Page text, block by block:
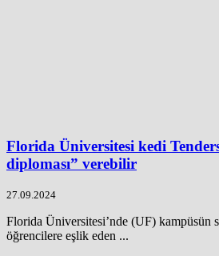
Florida Üniversitesi kedi
diploması” verebilir
27.09.2024
Florida Üniversitesi’nde (UF) kampüsün
öğrencilere eşlik eden ...